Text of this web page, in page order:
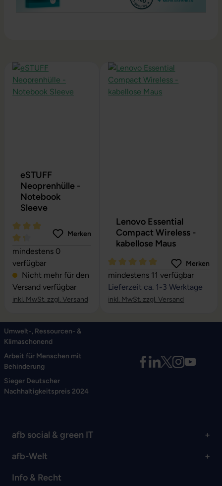
Produktgalerie überspringen
eSTUFF
Neoprenhülle -
Notebook
Sleeve
Durchschnittliche Bewertung von 4.27 von 5 Sternen
Merken
mindestens 0
verfügbar
Nicht mehr für den
Versand verfügbar
inkl. MwSt. zzgl. Versand
Lenovo Essential
Compact Wireless -
kabellose Maus
Durchschnittliche Bewertung
Merken
mindestens 11 verfügbar
Lieferzeit ca. 1-3 Werktage
inkl. MwSt. zzgl. Versand
Umwelt-, Ressourcen- &
Klimaschonend
Arbeit für Menschen mit
Behinderung
Sieger Deutscher
Nachhaltigkeitspreis 2024
afb social & green IT
afb-Welt
Info & Recht